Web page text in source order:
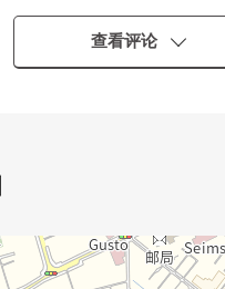
房型4SLDK
塌米LDK
于2个房间的2楼阳台采光良好
门
查看评论